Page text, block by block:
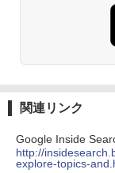
関連リンク
Google Inside
http://
explore-topics-